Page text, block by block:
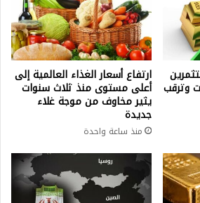
وترقب
ارتفاع أسعار الغذاء العالمية إلى
أعلى مستوى منذ ثلاث سنوات
يثير مخاوف من موجة غلاء
جديدة
منذ ساعة واحدة